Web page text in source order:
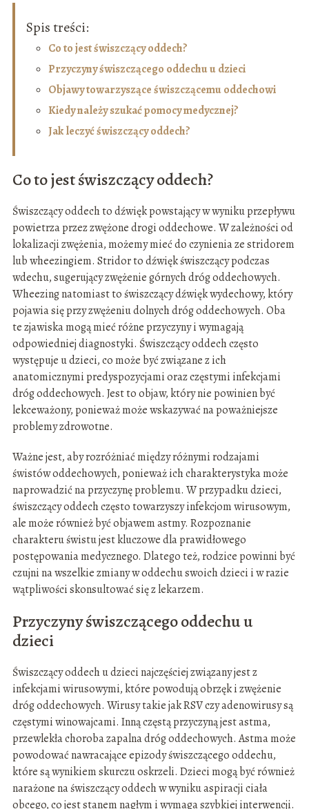
Spis treści:
Co to jest świszczący oddech?
Przyczyny świszczącego oddechu u dzieci
Objawy towarzyszące świszczącemu oddechowi
Kiedy należy szukać pomocy medycznej?
Jak leczyć świszczący oddech?
Co to jest świszczący oddech?
Świszczący oddech to dźwięk powstający w wyniku przepływu
powietrza przez zwężone drogi oddechowe. W zależności od
lokalizacji zwężenia, możemy mieć do czynienia ze stridorem
lub wheezingiem. Stridor to dźwięk świszczący podczas
wdechu, sugerujący zwężenie górnych dróg oddechowych.
Wheezing natomiast to świszczący dźwięk wydechowy, który
pojawia się przy zwężeniu dolnych dróg oddechowych. Oba
te zjawiska mogą mieć różne przyczyny i wymagają
odpowiedniej diagnostyki. Świszczący oddech często
występuje u dzieci, co może być związane z ich
anatomicznymi predyspozycjami oraz częstymi infekcjami
dróg oddechowych. Jest to objaw, który nie powinien być
lekceważony, ponieważ może wskazywać na poważniejsze
problemy zdrowotne.
Ważne jest, aby rozróżniać między różnymi rodzajami
świstów oddechowych, ponieważ ich charakterystyka może
naprowadzić na przyczynę problemu. W przypadku dzieci,
świszczący oddech często towarzyszy infekcjom wirusowym,
ale może również być objawem astmy. Rozpoznanie
charakteru świstu jest kluczowe dla prawidłowego
postępowania medycznego. Dlatego też, rodzice powinni być
czujni na wszelkie zmiany w oddechu swoich dzieci i w razie
wątpliwości skonsultować się z lekarzem.
Przyczyny świszczącego oddechu u
dzieci
Świszczący oddech u dzieci najczęściej związany jest z
infekcjami wirusowymi, które powodują obrzęk i zwężenie
dróg oddechowych. Wirusy takie jak RSV czy adenowirusy są
częstymi winowajcami. Inną częstą przyczyną jest astma,
przewlekła choroba zapalna dróg oddechowych. Astma może
powodować nawracające epizody świszczącego oddechu,
które są wynikiem skurczu oskrzeli. Dzieci mogą być również
narażone na świszczący oddech w wyniku aspiracji ciała
obcego, co jest stanem nagłym i wymaga szybkiej interwencji.